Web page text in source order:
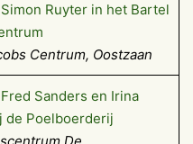
Ruyter in het Bartel
Centrum, Oostzaan
Sanders en Irina
de Poelboerderij